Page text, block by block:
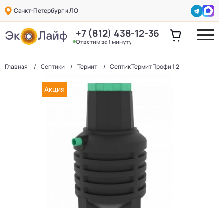
Санкт-Петербург и ЛО
+7 (812) 438-12-36
Ответим за 1 минуту
Главная Септики Термит Септик Термит Профи 1,2
Акция